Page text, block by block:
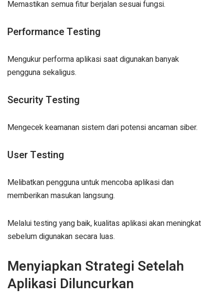
Memastikan semua fitur berjalan sesuai fungsi.
Performance Testing
Mengukur performa aplikasi saat digunakan banyak
pengguna sekaligus.
Security Testing
Mengecek keamanan sistem dari potensi ancaman siber.
User Testing
Melibatkan pengguna untuk mencoba aplikasi dan
memberikan masukan langsung.
Melalui testing yang baik, kualitas aplikasi akan meningkat
sebelum digunakan secara luas.
Menyiapkan Strategi Setelah
Aplikasi Diluncurkan